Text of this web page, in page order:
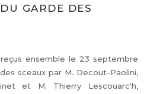
GARDE DES
ensemble le 23 septembre
sceaux par M. Decout-Paolini,
et M. Thierry Lescouarc'h,